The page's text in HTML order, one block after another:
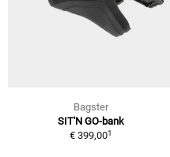
Bagster
SIT'N GO-bank
€ 399,001